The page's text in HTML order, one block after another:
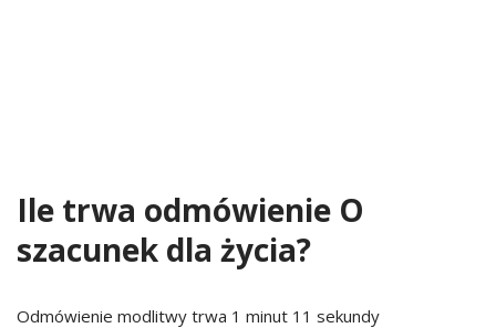
Ile trwa odmówienie O
szacunek dla życia?
Odmówienie modlitwy trwa 1 minut 11 sekundy